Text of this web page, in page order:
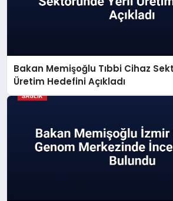
Bakan Memişoğlu Tıbbi Cihaz
Üretim Hedefini Açıkladı